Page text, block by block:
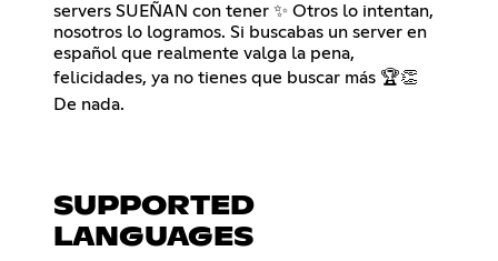
servers SUEÑAN con tener ✨ Otros lo intentan,
nosotros lo logramos. Si buscabas un server en
español que realmente valga la pena,
felicidades, ya no tienes que buscar más 🏆👏
De nada.
SUPPORTED
LANGUAGES